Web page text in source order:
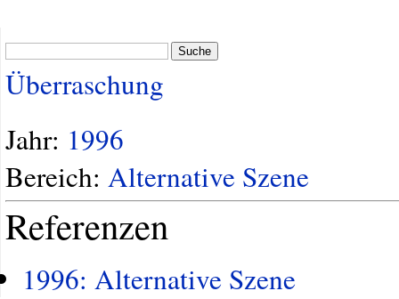
Suche
Überraschung
Jahr: 1996
Bereich: Alternative Szene
Referenzen
1996: Alternative Szene